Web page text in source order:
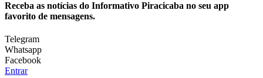
Receba as notícias do Informativo Piracicaba no seu app
favorito de mensagens.
Telegram
Whatsapp
Facebook
Entrar